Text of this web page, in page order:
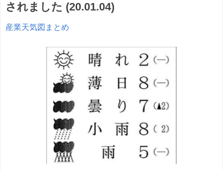
されました (20.01.04)
産業天気図まとめ